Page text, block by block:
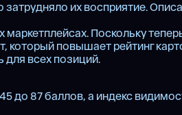
их восприятие.
Поскольку
повышает рейтинг
для всех позиций.
до 87 баллов, а индекс